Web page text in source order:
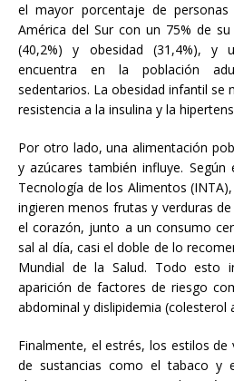
el mayor porcentaje de
América del Sur con un 75% de
(40,2%) y obesidad (31,4%), y
encuentra en la población
sedentarios. La obesidad infantil se
resistencia a la insulina y la
Por otro lado, una alimentación
y azúcares también influye.
Tecnología de los Alimentos
ingieren menos frutas y verduras
el corazón, junto a un consumo
sal al día, casi el doble de lo
Mundial de la Salud. Todo esto
aparición de factores de riesgo
abdominal y dislipidemia (colesterol
Finalmente, el estrés, los estilos
de sustancias como el tabaco y